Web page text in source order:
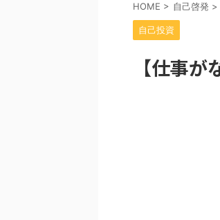
HOME > 自己啓発 >
自己投資
【仕事